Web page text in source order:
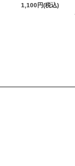
1,100円(税込)